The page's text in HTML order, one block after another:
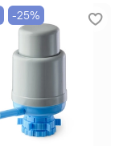
-25%